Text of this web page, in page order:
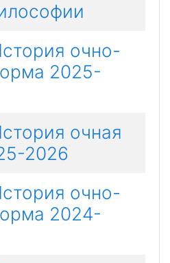
очно-
2025-
очная
2026
очно-
2024-